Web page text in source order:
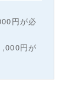
円が必
円が